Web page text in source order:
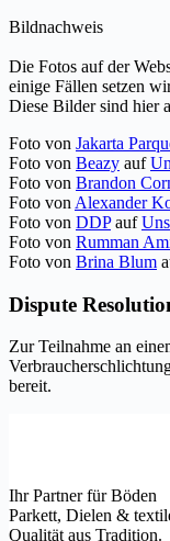
Bildnachweis
Die Fotos auf der
einige Fällen setzen
Diese Bilder sind hier
Foto von Jakarta
Foto von Beazy auf
Foto von Brandon
Foto von Alexander
Foto von DDPauf
Foto von Rumman
Foto von Brina Blum
Dispute
Zur Teilnahme an
bereit.
Ihr Partner für Böden
Parkett, Dielen &
Qualität aus Tradition.